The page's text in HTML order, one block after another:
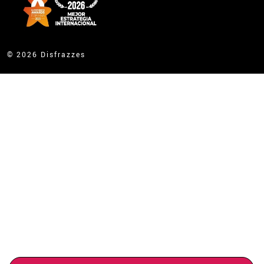
© 2026 Disfrazzes